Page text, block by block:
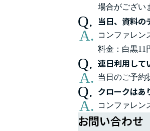
場合がござい
当日、資料の
コンファレン
料金：白黒
連日利用して
当日のご予約
クロークはあ
コンファレン
お問い合わせ